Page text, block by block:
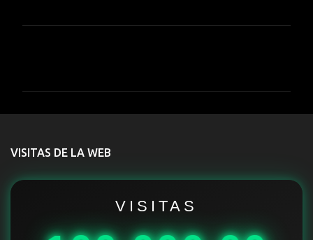
t
r
VISITAS DE LA WEB
VISITAS